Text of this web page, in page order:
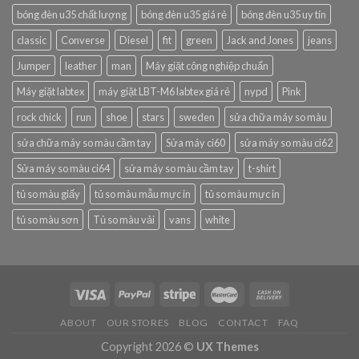
bóng đèn u35 chất lượng
bóng đèn u35 giá rẻ
bóng đèn u35 uy tín
classic
Converse Diesel fit green Jack and Jones
jeans
Jumper
leather man
Máy giặt công nghiệp chuẩn
Máy giặt labtex
máy giặt LBT-M6 labtex giá rẻ nypd
Pink
rock chick
run shoe stars sweden
sửa chữa máy so màu
sửa chữa máy so màu cầm tay
Sửa máy ci60
sửa máy so màu ci62
Sửa máy so màu ci64
sửa máy so màu cầm tay
t-shirt
tủ so màu giấy
tủ so màu mẫu mực in
tủ so màu mực in
tủ so màu sơn
Tủ so màu vải vans white
ABOUT OUR STORES BLOG CONTACT FAQ
Copyright 2026 © UX Themes